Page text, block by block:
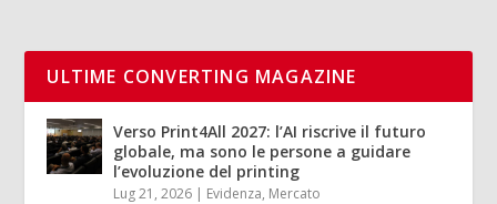
ULTIME CONVERTING MAGAZINE
Verso Print4All 2027: l’AI riscrive il futuro
globale, ma sono le persone a guidare
l’evoluzione del printing
Lug 21, 2026 | Evidenza, Mercato